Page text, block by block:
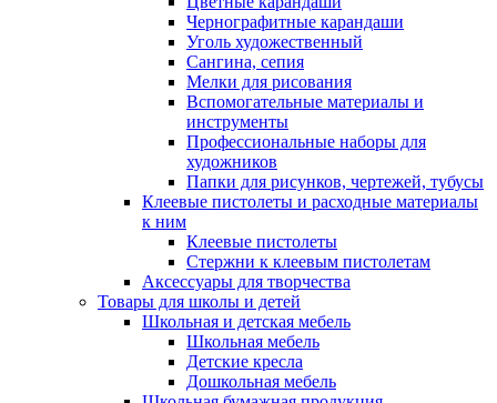
Чернографитные карандаши
Уголь художественный
Сангина, сепия
Мелки для рисования
Вспомогательные материалы и
инструменты
Профессиональные наборы для
художников
Папки для рисунков, чертежей, тубусы
Клеевые пистолеты и расходные материалы
к ним
Клеевые пистолеты
Стержни к клеевым пистолетам
Аксессуары для творчества
Товары для школы и детей
Школьная и детская мебель
Школьная мебель
Детские кресла
Дошкольная мебель